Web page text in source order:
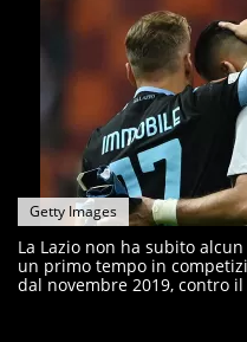
Getty Images
La Lazio non ha subito
un primo tempo in
dal novembre 2019, contro